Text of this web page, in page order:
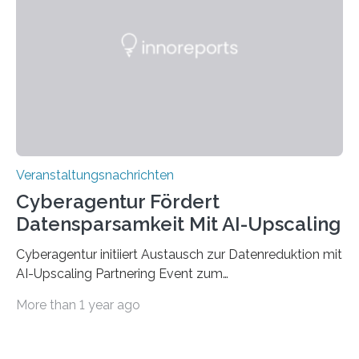
„QUAZAR“ mit insgesamt 1,15 Millionen Euro über vier
Veranstaltungsnachrichten
Cyberagentur Fördert
Datensparsamkeit Mit AI-Upscaling
Cyberagentur initiiert Austausch zur Datenreduktion mit
AI-Upscaling Partnering Event zum
innovative DatenverarbeitungDie Agentur für
More than 1 year ago